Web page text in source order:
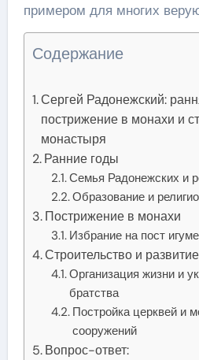
примером для многих
Содержание
Сергей Радонежский:
пострижение в монахи и
монастыря
Ранние годы
Семья Радонежских и
Образование и
Пострижение в монахи
Избрание на пост
Строительство и
Организация жизни и
братства
Постройка церквей и
сооружений
Вопрос-ответ: